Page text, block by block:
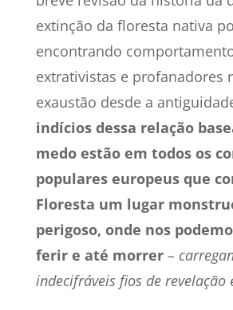
extinção da floresta nativa
encontrando
extrativistas e profanadores
exaustão desde a
indícios dessa relação
medo estão em todos os
populares europeus que
Floresta um lugar
perigoso, onde nos
ferir e até morrer –
indecifráveis ​​fios de revelação